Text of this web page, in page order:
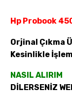
Hp Probook
Orjinal Çıkma
Kesinlikle
NASIL ALIRIM
DİLERSENİZ